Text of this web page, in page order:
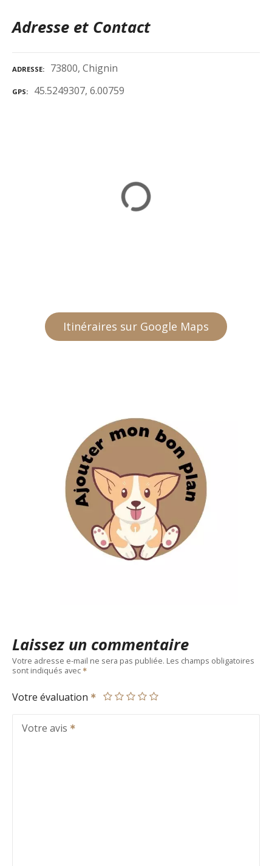
Adresse et Contact
ADRESSE 73800, Chignin
GPS 45.5249307, 6.00759
Itinéraires sur Google Maps
Laissez un commentaire
Votre adresse e-mail ne sera pas publiée. Les champs obligatoires
sont indiqués avec
Votre évaluation
Votre avis